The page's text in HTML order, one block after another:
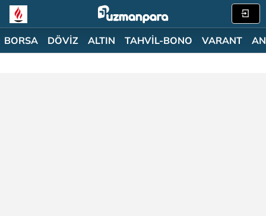
BORSA DÖVİZ ALTIN TAHVİL-BONO VARANT